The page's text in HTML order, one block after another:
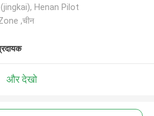
Henan Pilot
,चीन
और देखो